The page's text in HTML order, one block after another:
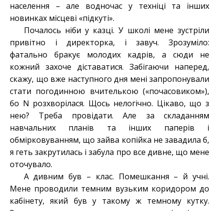
населення – але водночас у техніці та інших
новинках місцеві «підкуті».
Почалось ніби у казці. У школі мене зустріли
привітно і директорка, і завуч. Зрозуміло:
фатально бракує молодих кадрів, а сюди не
кожний захоче діставатися. Забігаючи наперед,
скажу, що вже наступного дня мені запропонували
стати погодинною вчителькою («почасовиком»),
бо N розхворілася. Щось нелогічно. Цікаво, що з
нею? Треба провідати. Але за складанням
навчальних планів та інших паперів і
обмірковуванням, що зайва копійка не завадила б,
я геть закрутилась і забула про все дивне, що мене
оточувало.
А дивним був – клас. Помешкання – й учні.
Мене проводили темним вузьким коридором до
кабінету, який був у такому ж темному кутку.